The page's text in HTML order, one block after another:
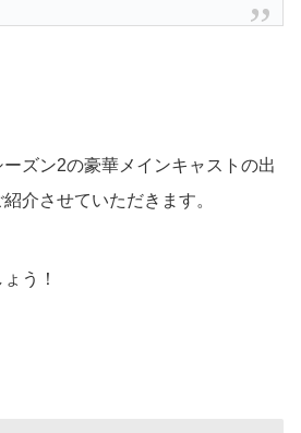
ズン2の豪華メインキャストの出
介させていただきます。
う！